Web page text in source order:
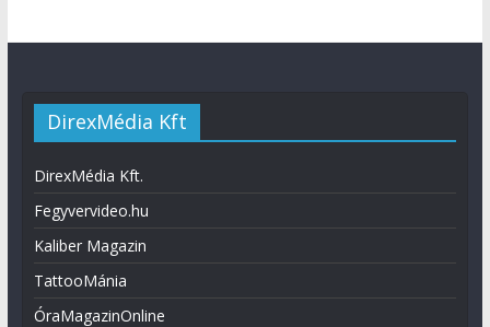
DirexMédia Kft
DirexMédia Kft.
Fegyvervideo.hu
Kaliber Magazin
TattooMánia
ÓraMagazinOnline